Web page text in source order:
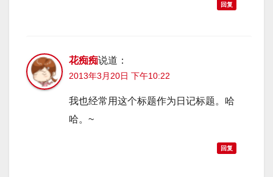
回复
花痴痴说道：
2013年3月20日 下午10:22
我也经常用这个标题作为日记标题。哈
哈。~
回复